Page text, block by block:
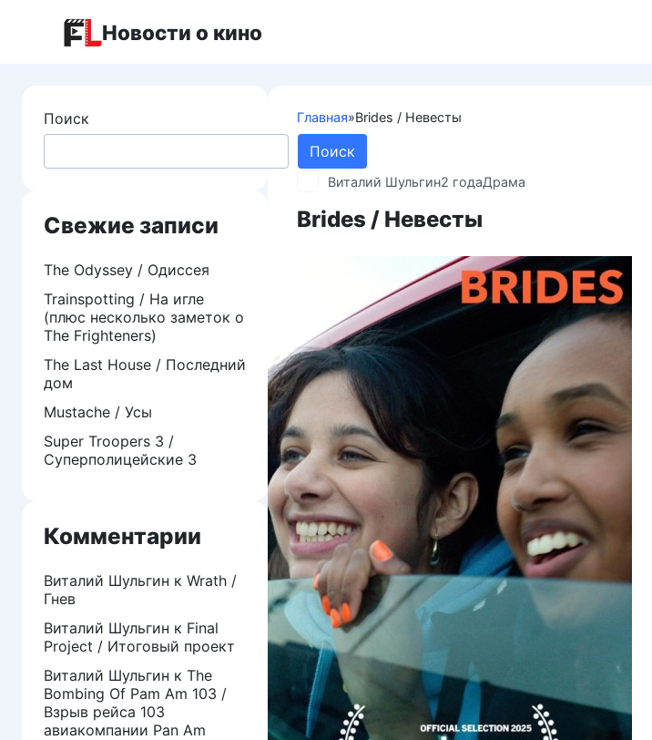
Новости о кино
Главная»Brides / Невесты
Виталий Шульгин2 годаДрама
Brides / Невесты
Поиск
Поиск
Свежие записи
The Odyssey / Одиссея
Trainspotting / На игле
(плюс несколько заметок о
The Frighteners)
The Last House / Последний
дом
Mustache / Усы
Super Troopers 3 /
Суперполицейские 3
Комментарии
Виталий Шульгин к Wrath /
Гнев
Виталий Шульгин к Final
Project / Итоговый проект
Виталий Шульгин к The
Bombing Of Pam Am 103 /
Взрыв рейса 103
авиакомпании Pan Am